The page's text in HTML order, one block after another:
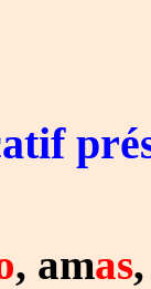
, amas